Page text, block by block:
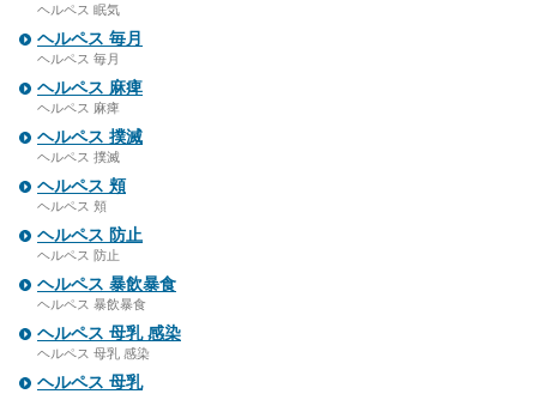
ヘルペス 眠気
ヘルペス 毎月
ヘルペス 毎月
ヘルペス 麻痺
ヘルペス 麻痺
ヘルペス 撲滅
ヘルペス 撲滅
ヘルペス 頬
ヘルペス 頬
ヘルペス 防止
ヘルペス 防止
ヘルペス 暴飲暴食
ヘルペス 暴飲暴食
ヘルペス 母乳 感染
ヘルペス 母乳 感染
ヘルペス 母乳